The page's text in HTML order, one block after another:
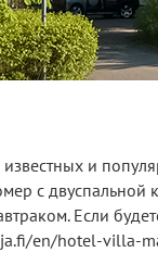
и
с двуспальной
Если
en/hotel-villa-